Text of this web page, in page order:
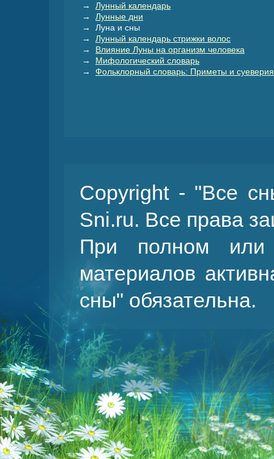
→ Лунный календарь
→ Лунные дни
→ Луна и сны
→ Лунный календарь стрижки волос
→ Влияние Луны на организм человека
→ Мифологический словарь
→ Фольклорный словарь: Приметы и суеверия
Copyright - "Все
Sni.ru. Все права
При полном или
материалов
сны" обязательна.